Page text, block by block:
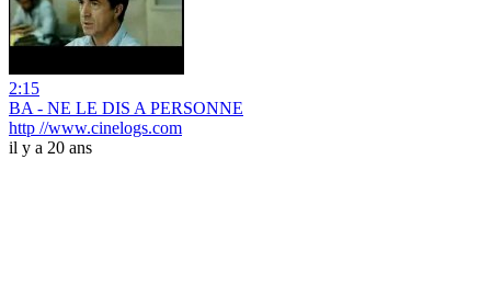
2:15
BA - NE LE DIS A PERSONNE
http //www.cinelogs.com
il y a 20 ans